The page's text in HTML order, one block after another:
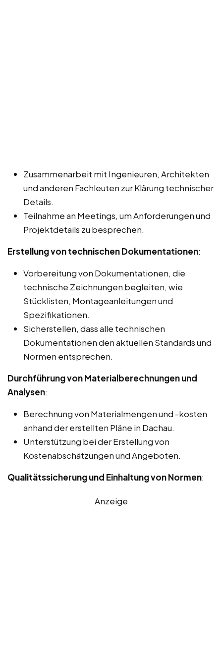
Zusammenarbeit mit Ingenieuren, Architekten
und anderen Fachleuten zur Klärung technischer
Details.
Teilnahme an Meetings, um Anforderungen und
Projektdetails zu besprechen.
Erstellung von technischen Dokumentationen:
Vorbereitung von Dokumentationen, die
technische Zeichnungen begleiten, wie
Stücklisten, Montageanleitungen und
Spezifikationen.
Sicherstellen, dass alle technischen
Dokumentationen den aktuellen Standards und
Normen entsprechen.
Durchführung von Materialberechnungen und
Analysen:
Berechnung von Materialmengen und -kosten
anhand der erstellten Pläne in Dachau.
Unterstützung bei der Erstellung von
Kostenabschätzungen und Angeboten.
Qualitätssicherung und Einhaltung von Normen:
Anzeige